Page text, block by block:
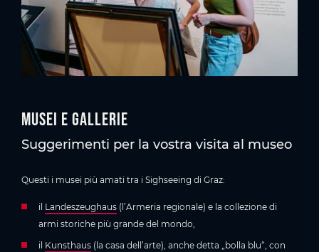
Musei e gallerie
Suggerimenti per la vostra visita al museo
Questi i musei più amati tra i Sighseeing di Graz:
il Landeszeughaus (l’Armeria regionale) e la collezione di
armi storiche più grande del mondo,
il Kunsthaus (la casa dell’arte), anche detta „bolla blu“, con